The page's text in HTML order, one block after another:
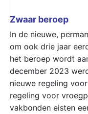
Zwaar beroep
In de nieuwe,
om ook drie jaar
het beroep wordt
december 2023
nieuwe regeling
regeling voor
vakbonden eisten